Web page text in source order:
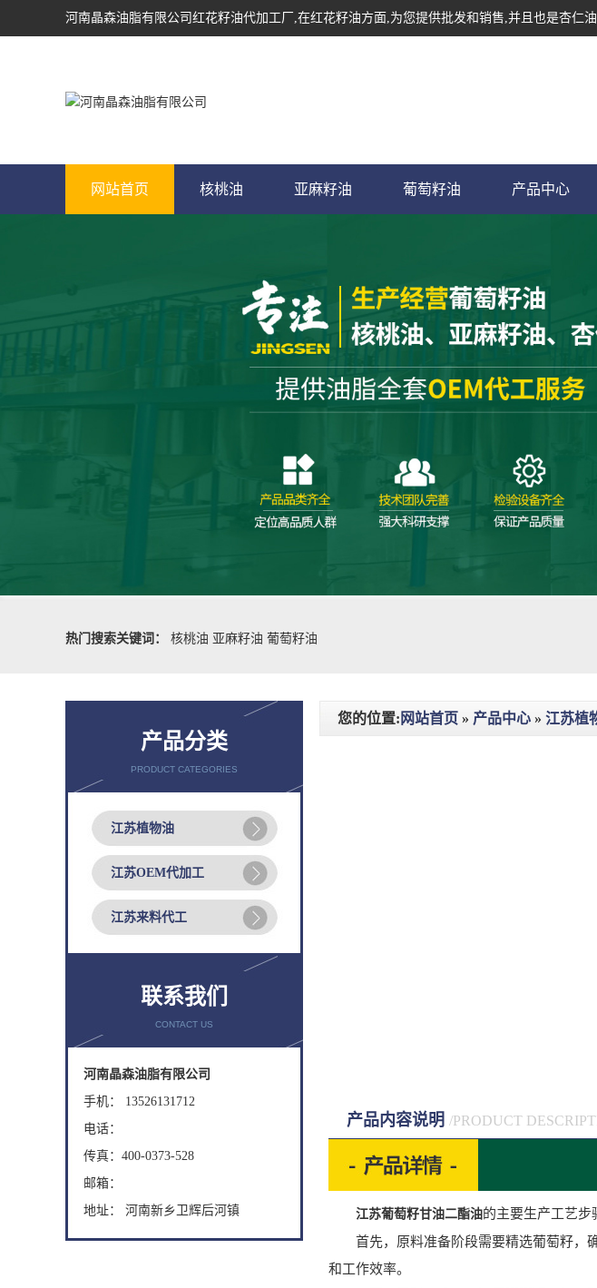
河南晶森油脂有限公司 红花籽油代加工厂 ,在红花籽油方面,为您提供批发和销售,并且也是杏仁
网站首页 核桃油 亚麻籽油 葡萄籽油 产品中心
热门搜索关键词：
核桃油 亚麻籽油 葡萄籽油
产品分类
PRODUCT CATEGORIES
江苏植物油
江苏OEM代加工
江苏来料代工
联系我们
CONTACT US
河南晶森油脂有限公司
手机： 13526131712
电话：
传真：400-0373-528
邮箱：
地址： 河南新乡卫辉后河镇
您的位置: 网站首页 » 产品中心 » 江苏植
产品内容说明 /PRODUCT
江苏葡萄籽甘油二酯油的主要生产工艺步
首先，原料准备阶段需要精选葡萄籽，确
和工作效率。